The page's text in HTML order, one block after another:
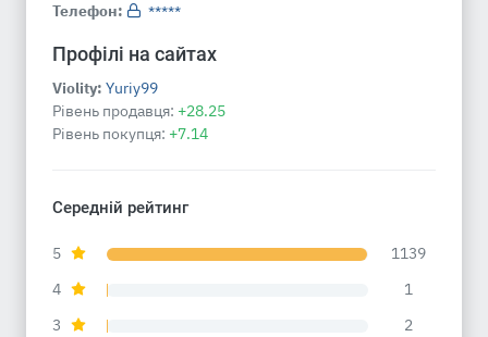
Телефон:
*****
Профілі на сайтах
Violity: Yuriy99
Рівень продавця: +28.25
Рівень покупця: +7.14
Середній рейтинг
5
1139
4
1
3
2